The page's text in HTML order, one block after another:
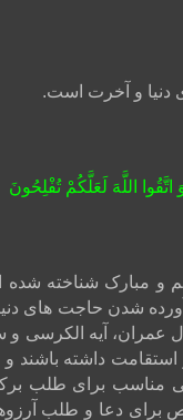
دنيا و آخرت است.
اتَّقُوا اللَّهَ لَعَلَّکُمْ تُفْلِحُونَ
و مبارک شناخته
شدن حاجت های
عمران، آیه الکرسی
داشته باشند و به
مناسب برای طلب
برای دعا و طلب